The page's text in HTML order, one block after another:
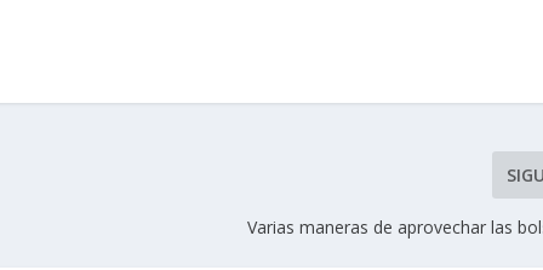
Varias maneras de aprovechar las